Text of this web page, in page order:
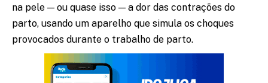
na pele — ou quase isso — a dor das contrações do
parto, usando um aparelho que simula os choques
provocados durante o trabalho de parto.